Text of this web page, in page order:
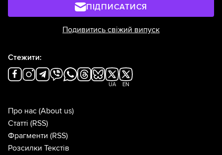
ПІДПИСАТИСЯ
Подивитись свіжий випуск
Стежити:
UA EN
Про нас (About us)
Статті (RSS)
Фрагменти (RSS)
Розсилки Текстів